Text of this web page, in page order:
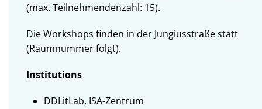
(max. Teilnehmendenzahl: 15).
Die Workshops finden in der Jungiusstraße statt
(Raumnummer folgt).
Institutions
DDLitLab, ISA-Zentrum